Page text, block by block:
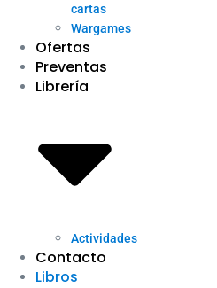
cartas
Wargames
Ofertas
Preventas
Librería
Actividades
Contacto
Libros